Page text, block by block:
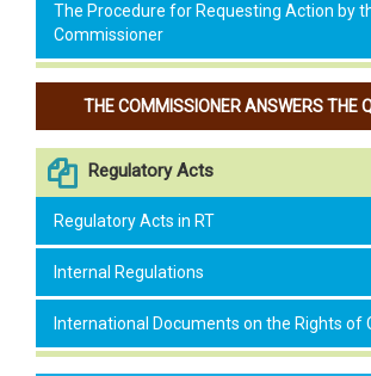
The Procedure for Requesting Action by
Commissioner
THE COMMISSIONER ANSWERS THE
Regulatory Acts
Regulatory Acts in RT
Internal Regulations
International Documents on the Rights of